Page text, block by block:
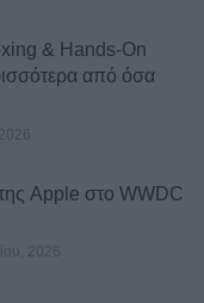
& Hands-On
από όσα
Apple στο WWDC
2026